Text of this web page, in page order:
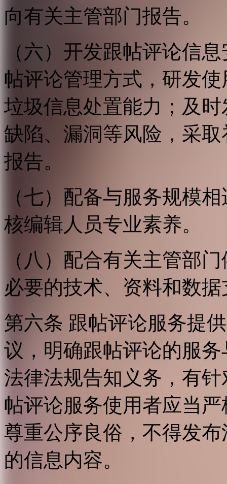
向有关主管部门报告。
（六）开发跟帖评论信
帖评论管理方式，研发
垃圾信息处置能力；及
缺陷、漏洞等风险，采
报告。
（七）配备与服务规模
核编辑人员专业素养。
（八）配合有关主管部
必要的技术、资料和数
第六条 跟帖评论服务提
议，明确跟帖评论的服
法律法规告知义务，有
帖评论服务使用者应当
尊重公序良俗，不得发
的信息内容。